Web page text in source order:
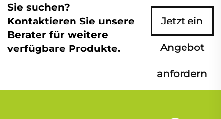
Sie suchen?
Kontaktieren Sie unsere
Berater für weitere
verfügbare Produkte.
Jetzt ein
Angebot
anfordern